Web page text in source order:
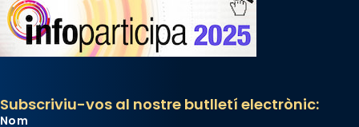
Subscriviu-vos al nostre butlletí electrònic:
Nom